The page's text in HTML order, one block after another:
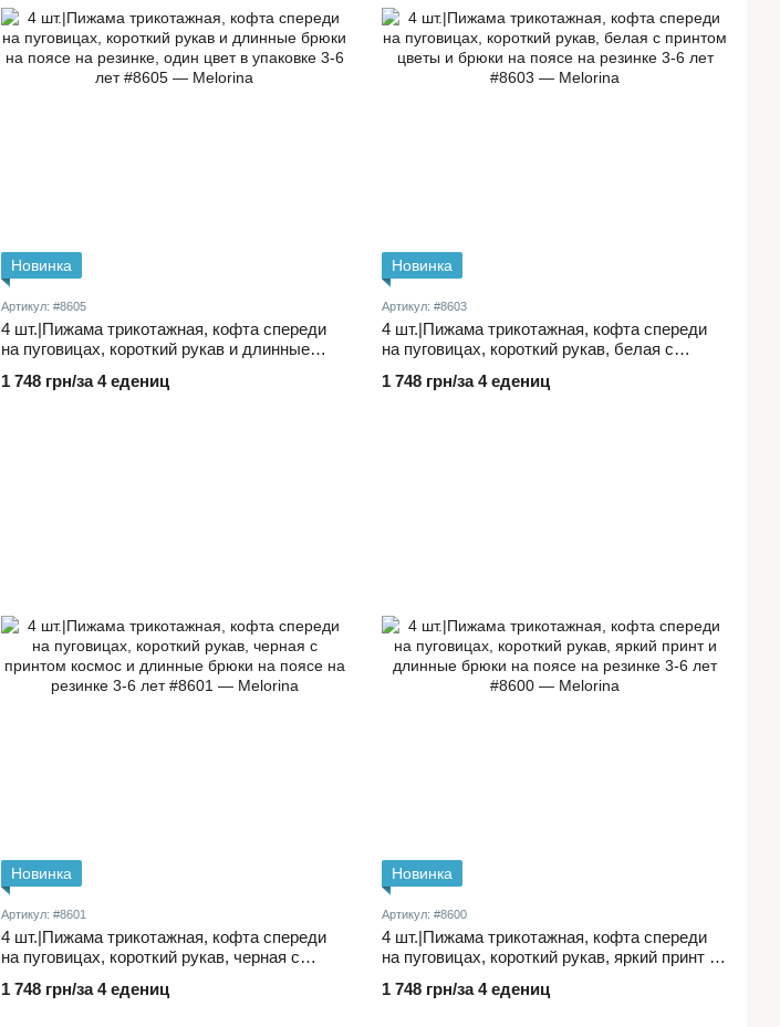
Новинка
Артикул: #8605
4 шт.|Пижама трикотажная, кофта спереди
на пуговицах, короткий рукав и длинные
упаковке 3-6 лет
1 748 грн/за 4 едениц
Новинка
Артикул: #8603
4 шт.|Пижама трикотажная, кофта спереди
на пуговицах, короткий рукав, белая с
3-6 лет
1 748 грн/за 4 едениц
Новинка
Артикул: #8601
4 шт.|Пижама трикотажная, кофта спереди
на пуговицах, короткий рукав, черная с
на резинке 3-6 лет
1 748 грн/за 4 едениц
Новинка
Артикул: #8600
4 шт.|Пижама трикотажная, кофта спереди
на пуговицах, короткий рукав, яркий принт и
1 748 грн/за 4 едениц